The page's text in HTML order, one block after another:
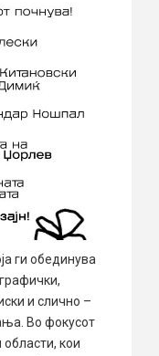
ги обединува
и слично –
Во фокусот
кои